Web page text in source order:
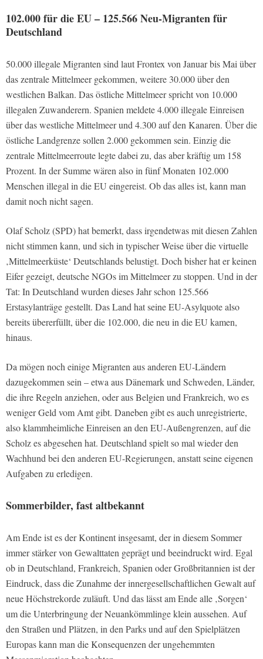
102.000 für die EU – 125.566 Neu-Migranten für
Deutschland
50.000 illegale Migranten sind laut Frontex von Januar bis Mai über
das zentrale Mittelmeer gekommen, weitere 30.000 über den
westlichen Balkan. Das östliche Mittelmeer spricht von 10.000
illegalen Zuwanderern. Spanien meldete 4.000 illegale Einreisen
über das westliche Mittelmeer und 4.300 auf den Kanaren. Über die
östliche Landgrenze sollen 2.000 gekommen sein. Einzig die
zentrale Mittelmeerroute legte dabei zu, das aber kräftig um 158
Prozent. In der Summe wären also in fünf Monaten 102.000
Menschen illegal in die EU eingereist. Ob das alles ist, kann man
damit noch nicht sagen.
Olaf Scholz (SPD) hat bemerkt, dass irgendetwas mit diesen Zahlen
nicht stimmen kann, und sich in typischer Weise über die virtuelle
‚Mittelmeerküste‘ Deutschlands belustigt. Doch bisher hat er keinen
Eifer gezeigt, deutsche NGOs im Mittelmeer zu stoppen. Und in der
Tat: In Deutschland wurden dieses Jahr schon 125.566
Erstasylanträge gestellt. Das Land hat seine EU-Asylquote also
bereits übererfüllt, über die 102.000, die neu in die EU kamen,
hinaus.
Da mögen noch einige Migranten aus anderen EU-Ländern
dazugekommen sein – etwa aus Dänemark und Schweden, Länder,
die ihre Regeln anziehen, oder aus Belgien und Frankreich, wo es
weniger Geld vom Amt gibt. Daneben gibt es auch unregistrierte,
also klammheimliche Einreisen an den EU-Außengrenzen, auf die
Scholz es abgesehen hat. Deutschland spielt so mal wieder den
Wachhund bei den anderen EU-Regierungen, anstatt seine eigenen
Aufgaben zu erledigen.
Sommerbilder, fast altbekannt
Am Ende ist es der Kontinent insgesamt, der in diesem Sommer
immer stärker von Gewalttaten geprägt und beeindruckt wird. Egal
ob in Deutschland, Frankreich, Spanien oder Großbritannien ist der
Eindruck, dass die Zunahme der innergesellschaftlichen Gewalt auf
neue Höchstrekorde zuläuft. Und das lässt am Ende alle ‚Sorgen‘
um die Unterbringung der Neuankömmlinge klein aussehen. Auf
den Straßen und Plätzen, in den Parks und auf den Spielplätzen
Europas kann man die Konsequenzen der ungehemmten